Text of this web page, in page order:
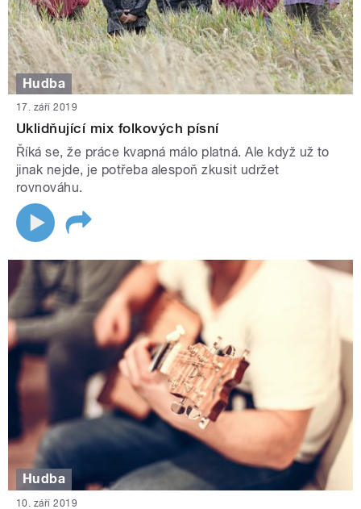
Hudba
17. září 2019
Uklidňující mix folkových písní
Říká se, že práce kvapná málo platná. Ale když už to
jinak nejde, je potřeba alespoň zkusit udržet
rovnováhu.
Hudba
10. září 2019